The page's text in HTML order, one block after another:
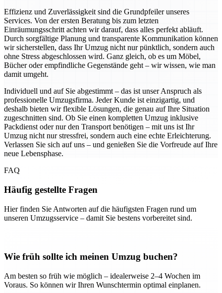
Effizienz und Zuverlässigkeit sind die Grundpfeiler unseres
Services. Von der ersten Beratung bis zum letzten
Einräumungsschritt achten wir darauf, dass alles perfekt abläuft.
Durch sorgfältige Planung und transparente Kommunikation können
wir sicherstellen, dass Ihr Umzug nicht nur pünktlich, sondern auch
ohne Stress abgeschlossen wird. Ganz gleich, ob es um Möbel,
Bücher oder empfindliche Gegenstände geht – wir wissen, wie man
damit umgeht.
Individuell und auf Sie abgestimmt – das ist unser Anspruch als
professionelle Umzugsfirma. Jeder Kunde ist einzigartig, und
deshalb bieten wir flexible Lösungen, die genau auf Ihre Situation
zugeschnitten sind. Ob Sie einen kompletten Umzug inklusive
Packdienst oder nur den Transport benötigen – mit uns ist Ihr
Umzug nicht nur stressfrei, sondern auch eine echte Erleichterung.
Verlassen Sie sich auf uns – und genießen Sie die Vorfreude auf Ihre
neue Lebensphase.
FAQ
Häufig gestellte Fragen
Hier finden Sie Antworten auf die häufigsten Fragen rund um
unseren Umzugsservice – damit Sie bestens vorbereitet sind.
Wie früh sollte ich meinen Umzug buchen?
Am besten so früh wie möglich – idealerweise 2–4 Wochen im
Voraus. So können wir Ihren Wunschtermin optimal einplanen.